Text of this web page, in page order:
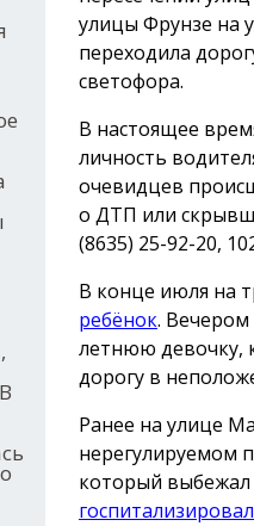
улицы Фрунзе на
переходила
светофора.
В настоящее
личность
очевидцев
о ДТП или
(8635) 25-92-20,
В конце июля на
ребёнок. Вечером
летнюю девочку,
дорогу в
Ранее на улице
нерегулируемом
который выбежал